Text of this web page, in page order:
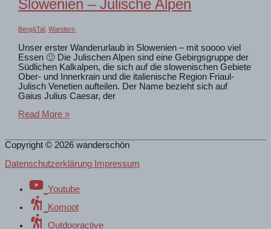
(Slowenien)
Slowenien – Julische Alpen
Berg&Tal ,Wandern
Unser erster Wanderurlaub in Slowenien – mit soooo viel
Essen 🙂 Die Julischen Alpen sind eine Gebirgsgruppe der
Südlichen Kalkalpen, die sich auf die slowenischen Gebiete
Ober- und Innerkrain und die italienische Region Friaul-
Julisch Venetien aufteilen. Der Name bezieht sich auf
Gaius Julius Caesar, der
Slowenien
Alpen
Read More »
Copyright © 2026 wanderschön
Datenschutzerklärung Impressum
Youtube
Komoot
Outdooractive